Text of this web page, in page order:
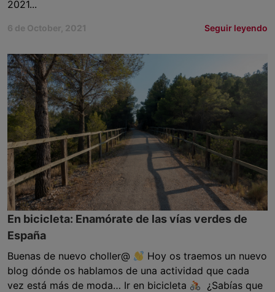
2021...
6 de October, 2021 Seguir leyendo
En bicicleta: Enamórate de las vías verdes de
España
Buenas de nuevo choller@
Hoy os traemos un nuevo
blog dónde os hablamos de una actividad que cada
vez está más de moda… Ir en bicicleta
¿Sabías que